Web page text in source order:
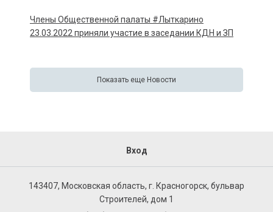
Члены Общественной палаты #Лыткарино
23.03.2022 приняли участие в заседании КДН и ЗП
Показать еще Новости
Вход
143407, Московская область, г. Красногорск, бульвар
Строителей, дом 1